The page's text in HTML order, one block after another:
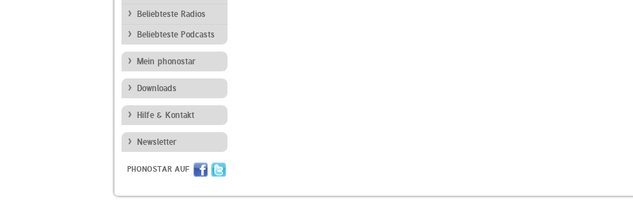
Beliebteste Radios
Beliebteste Podcasts
Mein phonostar
Downloads
Hilfe & Kontakt
Newsletter
PHONOSTAR AUF